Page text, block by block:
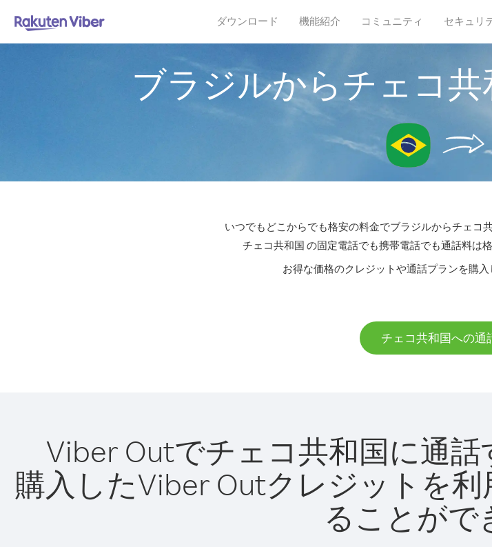
ダウンロード 機能紹介 コミュニティ セキュリ
ブラジルからチェコ
いつでもどこからでも格安の料金でブラジルからチェコ
チェコ共和国 の固定電話でも携帯電話でも通話料は
お得な価格のクレジットや通話プランを購
チェコ共和国への通
Viber Outでチェコ共和国に通話
購入したViber Outクレジットを
ることがで